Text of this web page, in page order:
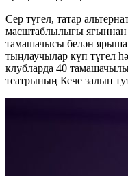
Сер түгел, татар
масштаблылыгы ягыннан
тамашачысы белән
тыңлаучылар күп түгел
клубларда 40
театрының Кече залын